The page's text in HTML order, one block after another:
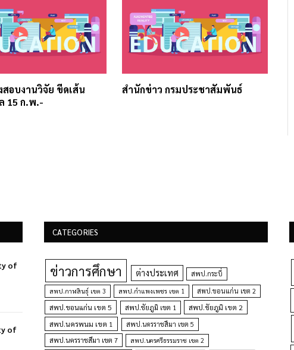
สอบงานวิจัย ขีดเส้น
15 ก.พ.-
สำนักข่าว กรมประชาสัมพันธ์
of
of
CATEGORIES
ข่าวการศึกษา ต่างประเทศ สพป.กระบี่
สพป.กาฬสินธุ์ เขต 3 สพป.กำแพงเพชร เขต 1 สพป.ขอนแก่น เขต 2
สพป.ขอนแก่น เขต 5 สพป.ชัยภูมิ เขต 1
สพป.ชัยภูมิ เขต 2
สพป.นครพนม เขต 1
สพป.นครราชสีมา เขต 5
สพป.นครราชสีมา เขต 7
สพป.นครศรีธรรมราช เขต 2